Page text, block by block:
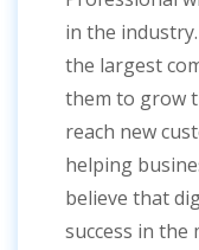
in the
the largest
them to grow
reach new
helping
believe that
success in the